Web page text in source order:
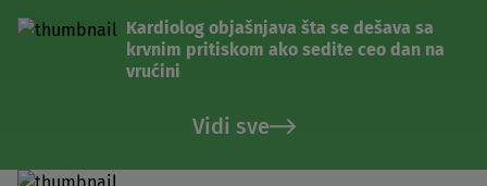
Kardiolog objašnjava šta se dešava sa
krvnim pritiskom ako sedite ceo dan na
vrućini
Vidi sve